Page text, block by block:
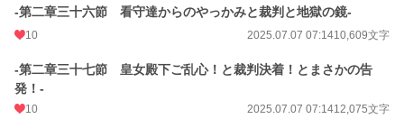
-第二章三十六節 看守達からのやっかみと裁判と地獄の鏡-
10 2025.07.07 07:1410,609文字
-第二章三十七節 皇女殿下ご乱心！と裁判決着！とまさかの告
発！-
10 2025.07.07 07:1412,075文字